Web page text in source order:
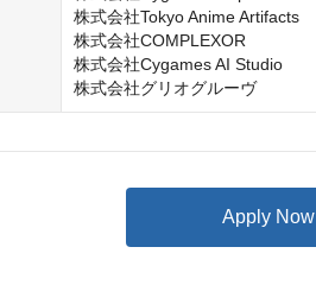
株式会社Tokyo Anime Artifacts
株式会社COMPLEXOR
株式会社Cygames AI Studio
株式会社グリオグルーヴ
Apply Now